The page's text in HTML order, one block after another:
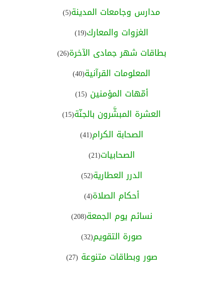
مدارس وجامعات المدينة(5)
الغزوات والمعارك(19)
بطاقات شهر جمادى الآخرة(26)
المعلومات القرآنية(40)
أمّهات المؤمنين (15)
العشرة المبشَّرون بالجنّة(15)
الصحابة الكرام(41)
الصحابيات(21)
الدرر العطارية(52)
أحكام الصلاة(4)
نسائم يوم الجمعة(208)
صورة التقويم(32)
صور وبطاقات متنوعة (27)